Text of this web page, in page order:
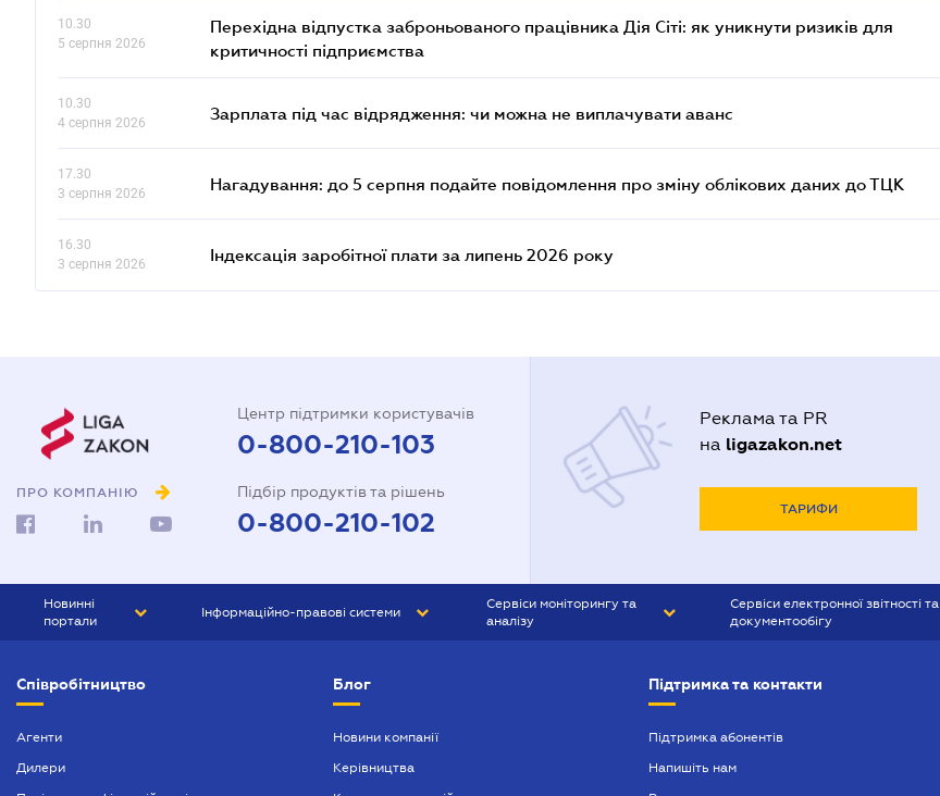
10.30
5 серпня 2026
Перехідна відпустка заброньованого працівника Дія Сіті: як уникнути ризиків для
критичності підприємства
10.30
4 серпня 2026
Зарплата під час відрядження: чи можна не виплачувати аванс
17.30
3 серпня 2026
Нагадування: до 5 серпня подайте повідомлення про зміну облікових даних до ТЦК
16.30
3 серпня 2026
Індексація заробітної плати за липень 2026 року
ПРО КОМПАНІЮ
Центр підтримки користувачів
0-800-210-103
Підбір продуктів та рішень
0-800-210-102
Реклама та PR
на ligazakon.net
ТАРИФИ
Новинні
портали
БІЗНЕС
Інформаційно-правові системи
БУХГАЛТЕР ПРОФ
Сервіси моніторингу та
аналізу
Сервіси електронної звітності та
документообігу
Співробітництво
Агенти
Дилери
Блог
Новини компанії
Керівництва
Підтримка та контакти
Підтримка абонентів
Напишіть нам